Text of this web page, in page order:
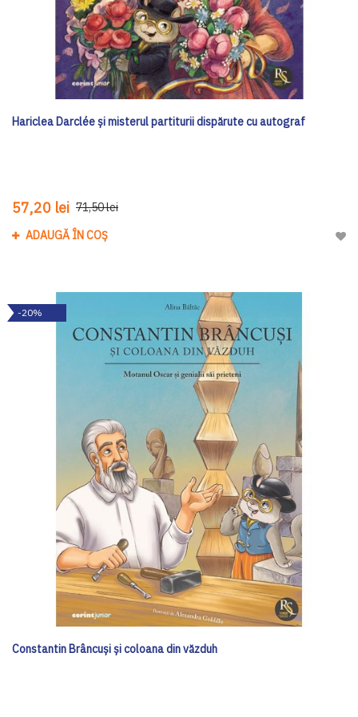
Hariclea Darclée și misterul partiturii dispărute cu autograf
57,20 lei 71,50 lei
ADAUGĂ ÎN COȘ
-20%
Constantin Brâncuși și coloana din văzduh